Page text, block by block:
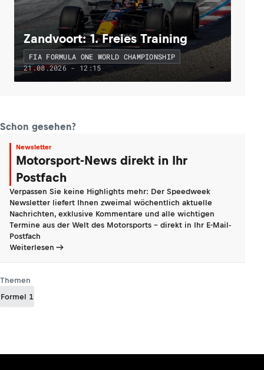
Zandvoort: 1. Freies Training
FIA FORMULA ONE WORLD CHAMPIONSHIP
21.08.2026 - 12:15
Schon gesehen?
Newsletter
Motorsport-News direkt in Ihr
Postfach
Verpassen Sie keine Highlights mehr: Der Speedweek
Newsletter liefert Ihnen zweimal wöchentlich aktuelle
Nachrichten, exklusive Kommentare und alle wichtigen
Termine aus der Welt des Motorsports - direkt in Ihr E-Mail-
Postfach
Weiterlesen
Themen
Formel 1